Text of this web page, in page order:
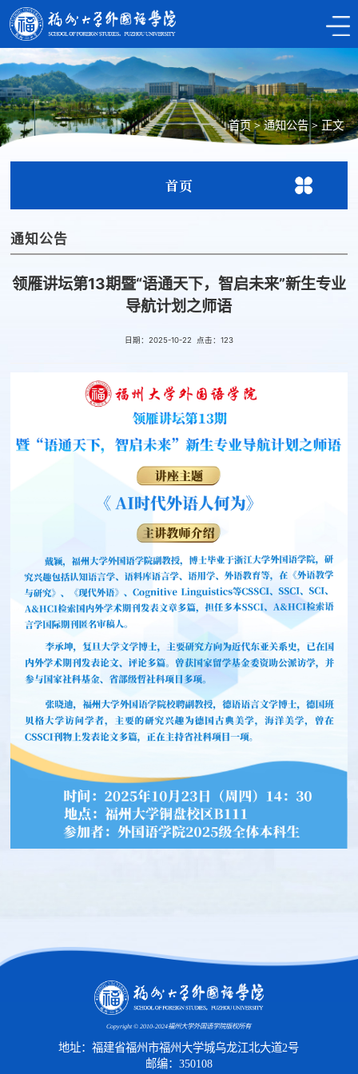
首页>通知公告>正文
首页
通知公告
领雁讲坛第13期暨“语通天下，智启未来”新生专业
导航计划之师语
日期：2025-10-22 点击： 123
Copyright © 2010-2024福州大学外国语学院版权所有
地址：福建省福州市福州大学城乌龙江北大道2号
邮编：350108